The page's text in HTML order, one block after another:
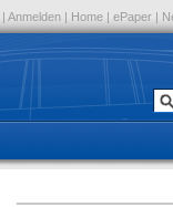
| Anmelden | Home | ePaper |